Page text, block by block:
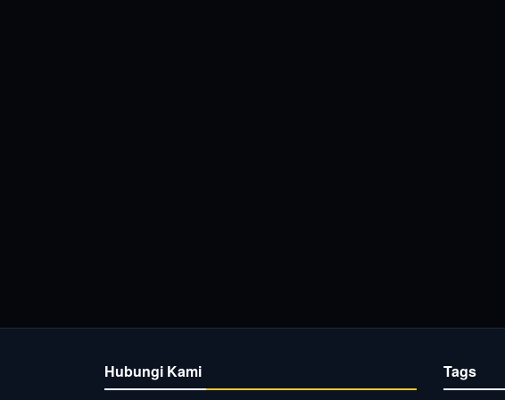
Hubungi Kami Tags